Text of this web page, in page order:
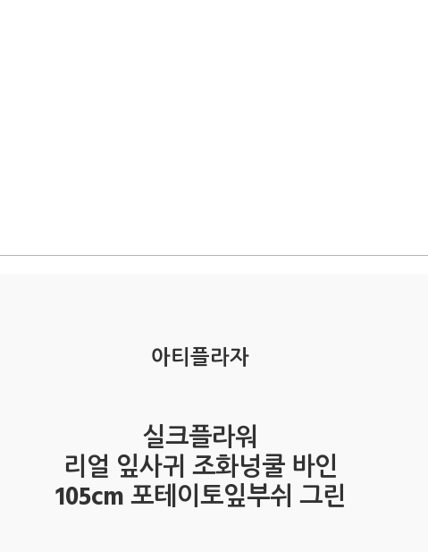
아티플라자
실크플라워
리얼 잎사귀 조화넝쿨 바인
105cm 포테이토잎부쉬 그린